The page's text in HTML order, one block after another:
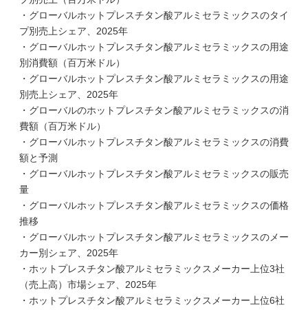
・グローバルホットプレスチタン酸アルミセラミックスのタイ
プ別売上シェア、2025年
・グローバルホットプレスチタン酸アルミセラミックスの用途
別消費額（百万米ドル）
・グローバルホットプレスチタン酸アルミセラミックスの用途
別売上シェア、2025年
・グローバルのホットプレスチタン酸アルミセラミックスの消
費額（百万米ドル）
・グローバルホットプレスチタン酸アルミセラミックスの消費
額と予測
・グローバルホットプレスチタン酸アルミセラミックスの販売
量
・グローバルホットプレスチタン酸アルミセラミックスの価格
推移
・グローバルホットプレスチタン酸アルミセラミックスのメー
カー別シェア、2025年
・ホットプレスチタン酸アルミセラミックスメーカー上位3社
（売上高）市場シェア、2025年
・ホットプレスチタン酸アルミセラミックスメーカー上位6社